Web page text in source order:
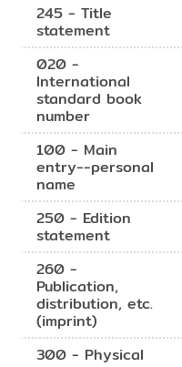
245 - Title
statement
020 -
International
standard book
number
100 - Main
entry--personal
name
250 - Edition
statement
260 -
Publication,
distribution, etc.
(imprint)
300 - Physical